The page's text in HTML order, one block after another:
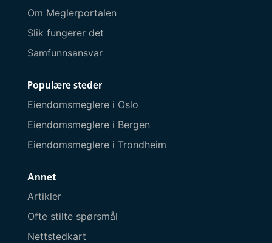
Om Meglerportalen
Slik fungerer det
Samfunnsansvar
Populære steder
Eiendomsmeglere i Oslo
Eiendomsmeglere i Bergen
Eiendomsmeglere i Trondheim
Annet
Artikler
Ofte stilte spørsmål
Nettstedkart